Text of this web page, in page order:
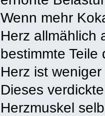
Wenn mehr
Herz allmählich
bestimmte
Herz ist
Dieses
Herzmuskel